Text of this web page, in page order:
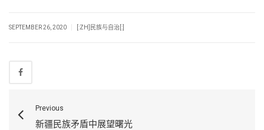
SEPTEMBER 26, 2020 [:ZH]民族与自治[:]
Previous
新疆民族矛盾中展望曙光